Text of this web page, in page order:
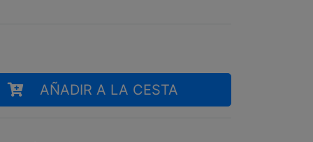
AÑADIR A LA CESTA